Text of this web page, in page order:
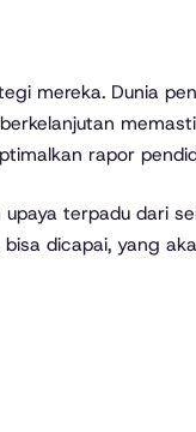
mereka. Dunia
rapor
terpadu dari
dicapai, yang